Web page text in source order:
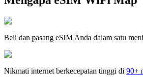
Beli dan pasang eSIM Anda dalam satu
Nikmati internet berkecepatan tinggi di 90+